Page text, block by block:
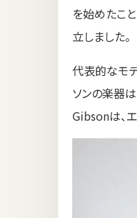
を始めたこ
立しました。
代表的なモ
ソンの楽器
Gibsonは、